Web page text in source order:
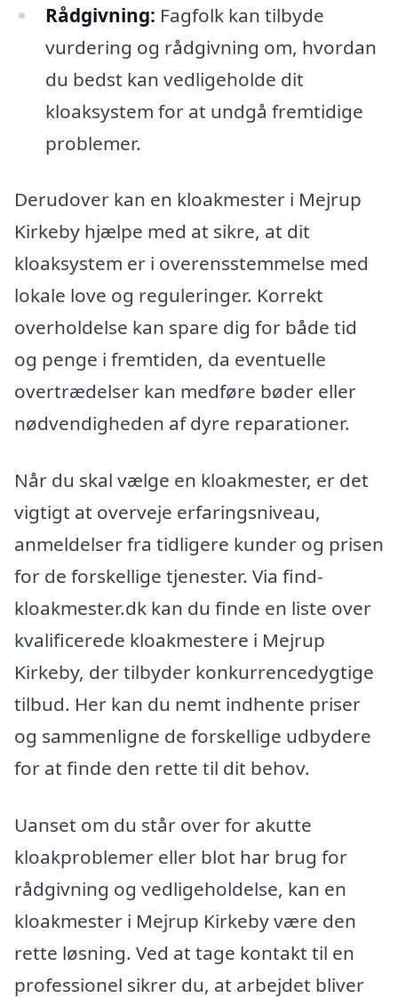
Rådgivning: Fagfolk kan tilbyde
vurdering og rådgivning om, hvordan
du bedst kan vedligeholde dit
kloaksystem for at undgå fremtidige
problemer.
Derudover kan en kloakmester i Mejrup
Kirkeby hjælpe med at sikre, at dit
kloaksystem er i overensstemmelse med
lokale love og reguleringer. Korrekt
overholdelse kan spare dig for både tid
og penge i fremtiden, da eventuelle
overtrædelser kan medføre bøder eller
nødvendigheden af dyre reparationer.
Når du skal vælge en kloakmester, er det
vigtigt at overveje erfaringsniveau,
anmeldelser fra tidligere kunder og prisen
for de forskellige tjenester. Via find-
kloakmester.dk kan du finde en liste over
kvalificerede kloakmestere i Mejrup
Kirkeby, der tilbyder konkurrencedygtige
tilbud. Her kan du nemt indhente priser
og sammenligne de forskellige udbydere
for at finde den rette til dit behov.
Uanset om du står over for akutte
kloakproblemer eller blot har brug for
rådgivning og vedligeholdelse, kan en
kloakmester i Mejrup Kirkeby være den
rette løsning. Ved at tage kontakt til en
professionel sikrer du, at arbejdet bliver